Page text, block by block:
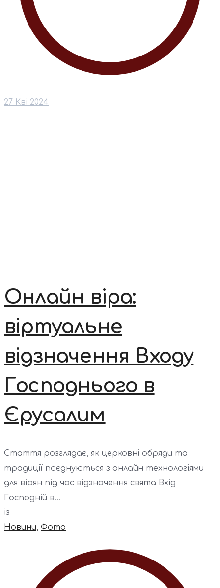
27 Кві 2024
Онлайн віра:
віртуальне
відзначення Входу
Господнього в
Єрусалим
Стаття розглядає, як церковні обряди та
традиції поєднуються з онлайн технологіями
для вірян під час відзначення свята Вхід
Господній в...
із
Новини, Фото